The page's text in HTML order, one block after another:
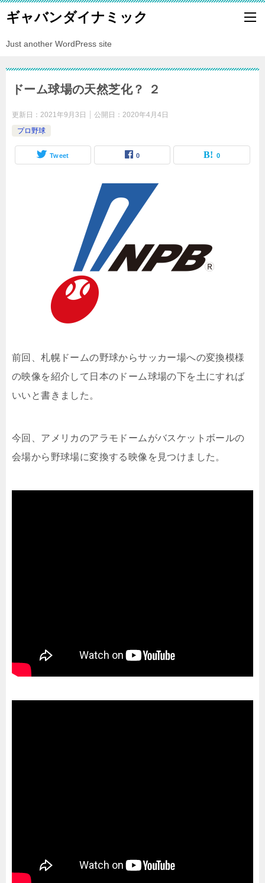
ギャバンダイナミック
Just another WordPress site
ドーム球場の天然芝化？ ２
更新日： 2021年9月3日 公開日： 2020年4月4日
プロ野球
Tweet 0 0
前回、札幌ドームの野球からサッカー場への変換模様
の映像を紹介して日本のドーム球場の下を土にすれば
いいと書きました。
今回、アメリカのアラモドームがバスケットボールの
会場から野球場に変換する映像を見つけました。